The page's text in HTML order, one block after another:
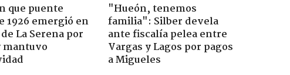
que puente
1926 emergió en
La Serena por
"Hueón, tenemos
familia": Silber devela
ante fiscalía pelea entre
Vargas y Lagos por pagos
a Migueles